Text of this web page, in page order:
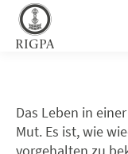
Das Leben in
Mut. Es ist, wie